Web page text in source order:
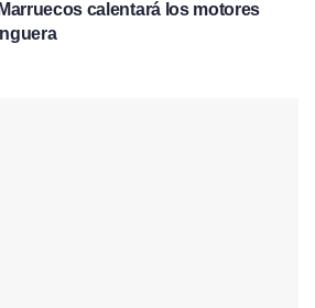
calentará los motores